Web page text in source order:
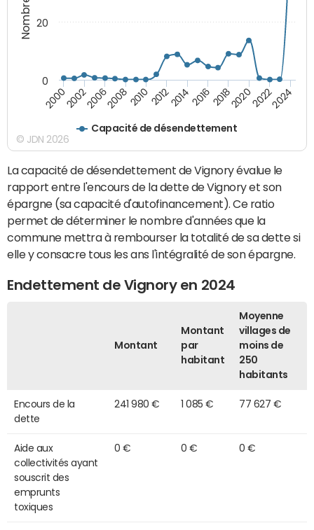
Capacité de désendettement
20002002200620082010 2012201420162018202020222024
0
20
© JDN 2026
La capacité de désendettement de Vignory évalue le
rapport entre l'encours de la dette de Vignory et son
épargne (sa capacité d'autofinancement). Ce ratio
permet de déterminer le nombre d'années que la
commune mettra à rembourser la totalité de sa dette si
elle y consacre tous les ans l'intégralité de son épargne.
Endettement de Vignory en 2024
Montant
Montant
par
habitant
Moyenne
villages de
moins de
250
habitants
Encours de la
dette
241 980 € 1 085 € 77 627 €
Aide aux
collectivités ayant
souscrit des
emprunts
toxiques
0 € 0 € 0 €